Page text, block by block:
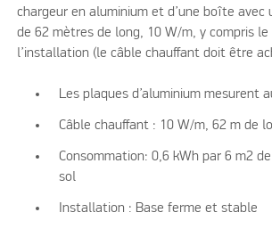
chargeur en aluminium et d’une boîte avec
de 62 mètres de long, 10 W/m, y compris le
l’installation (le câble chauffant doit être
Les plaques d’aluminium mesurent
Câble chauffant : 10 W/m, 62 m de
Consommation: 0,6 kWh par 6 m2
sol
Installation : Base ferme et stable